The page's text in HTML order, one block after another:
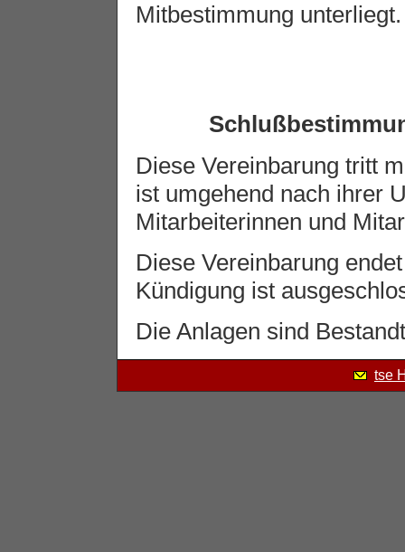
Mitbestimmung unterliegt.
Diese Vereinbarung tritt
ist umgehend nach ihrer
Mitarbeiterinnen und
Diese Vereinbarung
Kündigung ist
Die Anlagen sind
tse